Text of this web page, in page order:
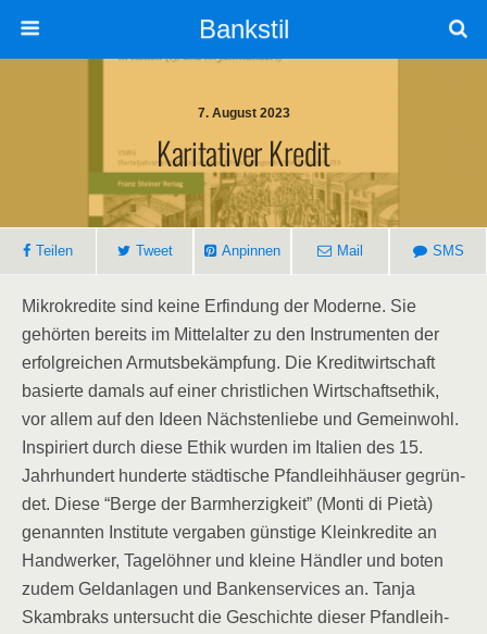
Bankstil
7. August 2023
Kari­ta­ti­ver Kredit
Tei­len Tweet Anpin­nen Mail SMS
Mikro­kre­di­te sind kei­ne Erfin­dung der Moder­ne. Sie
gehör­ten bereits im Mit­tel­al­ter zu den Instru­men­ten der
erfolg­rei­chen Armuts­be­kämp­fung. Die Kre­dit­wirt­schaft
basier­te damals auf einer christ­li­chen Wirt­schafts­ethik,
vor allem auf den Ideen Nächs­ten­lie­be und Gemein­wohl.
Inspi­riert durch die­se Ethik wur­den im Ita­li­en des 15.
Jahr­hun­dert hun­der­te städ­ti­sche Pfand­leih­häu­ser gegrün­
det. Die­se “Ber­ge der Barm­her­zig­keit” (Mon­ti di Pie­tà)
genann­ten Insti­tu­te ver­ga­ben güns­ti­ge Klein­kre­di­te an
Hand­wer­ker, Tage­löh­ner und klei­ne Händ­ler und boten
zudem Geld­an­la­gen und Ban­ken­ser­vices an. Tan­ja
Skam­braks unter­sucht die Geschich­te die­ser Pfand­leih­